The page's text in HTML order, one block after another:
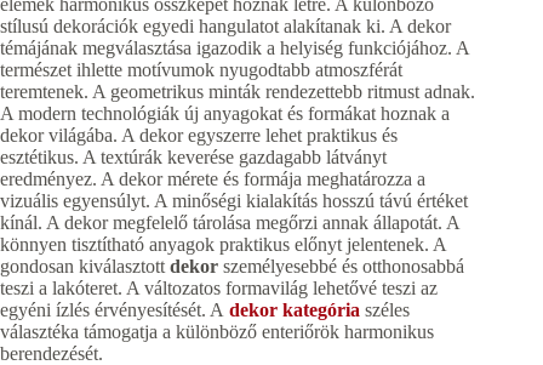
stílusú dekorációk egyedi hangulatot alakítanak ki. A dekor
témájának megválasztása igazodik a helyiség funkciójához. A
természet ihlette motívumok nyugodtabb atmoszférát
teremtenek. A geometrikus minták rendezettebb ritmust adnak.
A modern technológiák új anyagokat és formákat hoznak a
dekor világába. A dekor egyszerre lehet praktikus és
esztétikus. A textúrák keverése gazdagabb látványt
eredményez. A dekor mérete és formája meghatározza a
vizuális egyensúlyt. A minőségi kialakítás hosszú távú értéket
kínál. A dekor megfelelő tárolása megőrzi annak állapotát. A
könnyen tisztítható anyagok praktikus előnyt jelentenek. A
gondosan kiválasztott dekor személyesebbé és otthonosabbá
teszi a lakóteret. A változatos formavilág lehetővé teszi az
egyéni ízlés érvényesítését. A dekor kategória széles
választéka támogatja a különböző enteriőrök harmonikus
berendezését.